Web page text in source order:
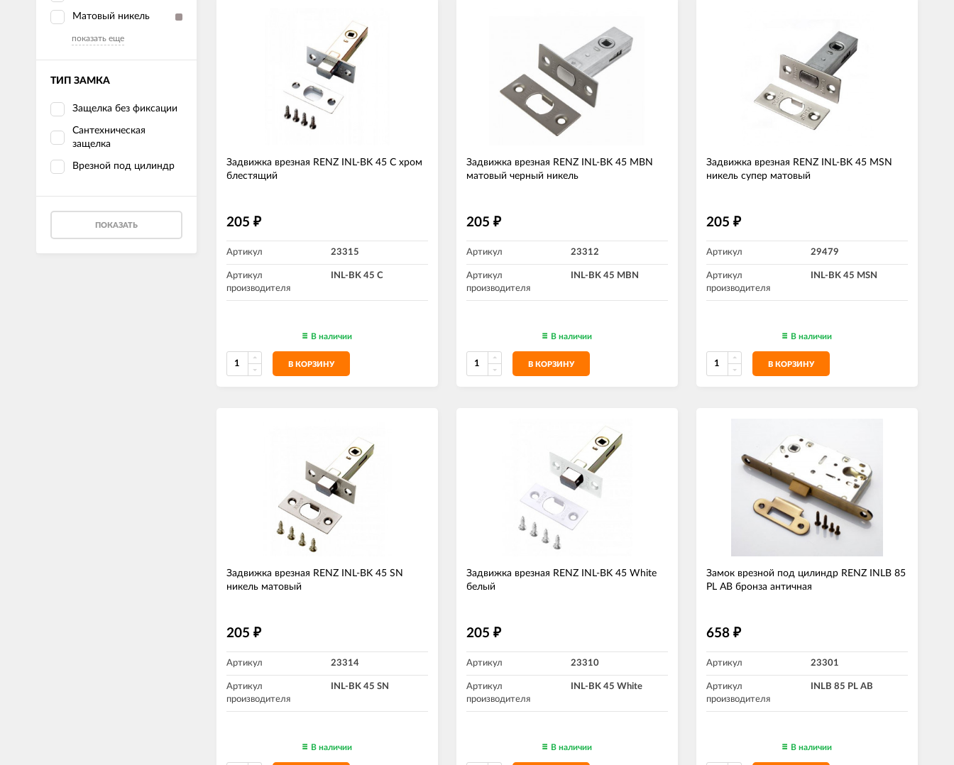
Матовый никель
показать еще
ТИП ЗАМКА
Защелка без фиксации
Сантехническая
защелка
Врезной под цилиндр
ПОКАЗАТЬ
Задвижка врезная RENZ INL-BK 45 C хром
блестящий
205 ₽
Артикул 23315
Артикул
производителя
INL-BK 45 C
В наличии
В КОРЗИНУ
Задвижка врезная RENZ INL-BK 45 MBN
матовый черный никель
205 ₽
Артикул 23312
Артикул
производителя
INL-BK 45 MBN
В наличии
В КОРЗИНУ
Задвижка врезная RENZ INL-BK 45 MSN
никель супер матовый
205 ₽
Артикул 29479
Артикул
производителя
INL-BK 45 MSN
В наличии
В КОРЗИНУ
Задвижка врезная RENZ INL-BK 45 SN
никель матовый
205 ₽
Артикул 23314
Артикул
производителя
INL-BK 45 SN
В наличии
Задвижка врезная RENZ INL-BK 45 White
белый
205 ₽
Артикул 23310
Артикул
производителя
INL-BK 45 White
В наличии
Замок врезной под цилиндр RENZ INLB 85
PL AB бронза античная
658 ₽
Артикул 23301
Артикул
производителя
INLB 85 PL AB
В наличии